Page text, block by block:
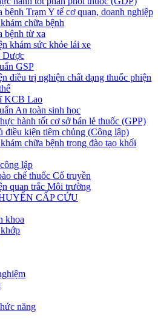
bệnh Trạm Y tế cơ quan, doanh nghiệp
chữa bệnh
bệnh từ xa
khám sức khỏe lái xe
Dược
GSP
điều trị nghiện chất dạng thuốc phiện
KCB Lao
An toàn sinh học
hành tốt cơ sở bán lẻ thuốc (GPP)
điều kiện tiêm chủng (Công lập)
chữa bệnh trong đào tạo khối
lập
chế thuốc Cổ truyền
quan trắc Môi trường
CẤP CỨU
khoa
năng